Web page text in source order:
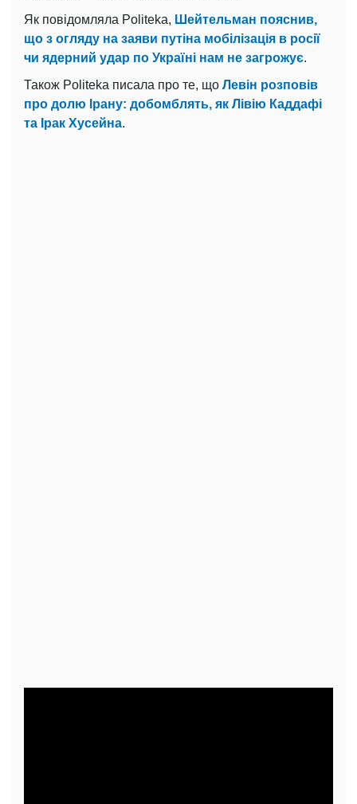
Як повідомляла Politeka, Шейтельман пояснив,
що з огляду на заяви путіна мобілізація в росії
чи ядерний удар по Україні нам не загрожує.
Також Politeka писала про те, що Левін розповів
про долю Ірану: добомблять, як Лівію Каддафі
та Ірак Хусейна.